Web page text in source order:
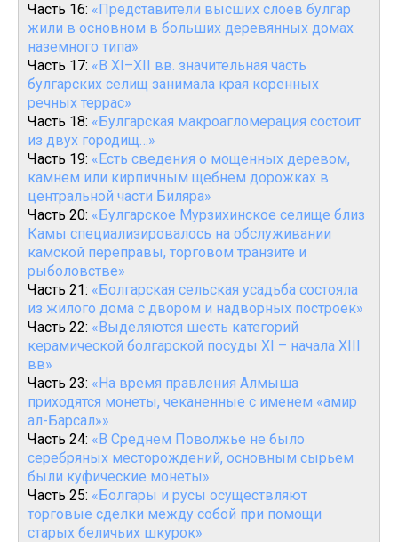
Часть 16: «Представители высших слоев булгар
жили в основном в больших деревянных домах
наземного типа»
Часть 17: «В XI–XII вв. значительная часть
булгарских селищ занимала края коренных
речных террас»
Часть 18: «Булгарская макроагломерация состоит
из двух городищ…»
Часть 19: «Есть сведения о мощенных деревом,
камнем или кирпичным щебнем дорожках в
центральной части Биляра»
Часть 20: «Булгарское Мурзихинское селище близ
Камы специализировалось на обслуживании
камской переправы, торговом транзите и
рыболовстве»
Часть 21: «Болгарская сельская усадьба состояла
из жилого дома с двором и надворных построек»
Часть 22: «Выделяются шесть категорий
керамической болгарской посуды XI – начала XIII
вв»
Часть 23: «На время правления Алмыша
приходятся монеты, чеканенные с именем «амир
ал-Барсал»»
Часть 24: «В Среднем Поволжье не было
серебряных месторождений, основным сырьем
были куфические монеты»
Часть 25: «Болгары и русы осуществляют
торговые сделки между собой при помощи
старых беличьих шкурок»